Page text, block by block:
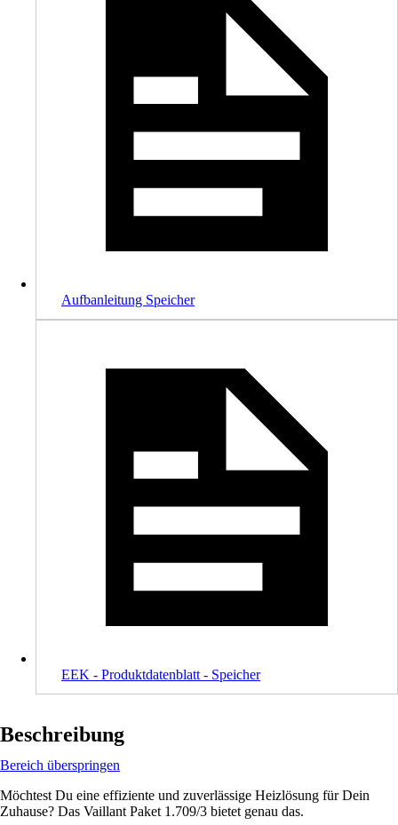
Aufbanleitung Speicher
EEK - Produktdatenblatt - Speicher
Beschreibung
Bereich überspringen
Möchtest Du eine effiziente und zuverlässige Heizlösung für Dein
Zuhause? Das Vaillant Paket 1.709/3 bietet genau das.